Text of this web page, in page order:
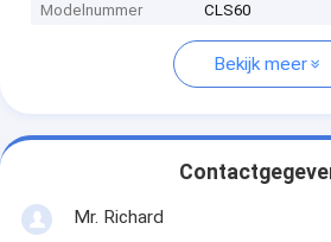
Modelnummer
CLS60
Bekijk meer
Mr. Richard